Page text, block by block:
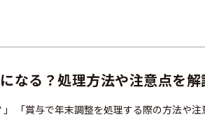
なる？処理方法や注意点を解
」 「賞与で年末調整を処理する際の方法や